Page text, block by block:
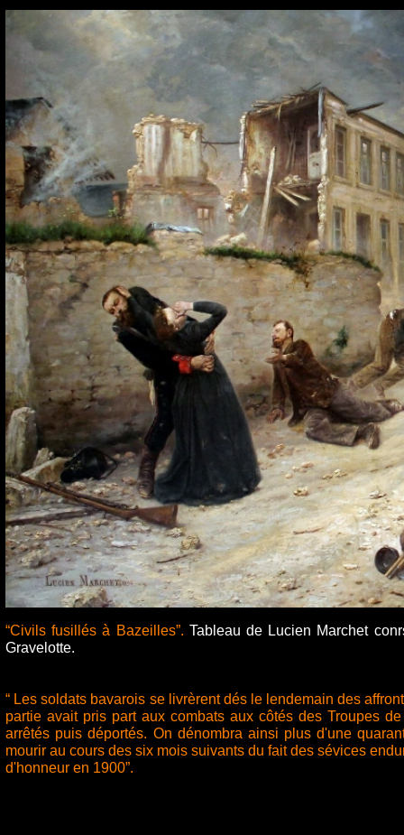
“Civils fusillés à Bazeilles”. Tableau de Lucien Marchet
Gravelotte.
“ Les soldats bavarois se livrèrent dés le lendemain des
partie avait pris part aux combats aux côtés des Troupes
arrêtés puis déportés. On dénombra ainsi plus d'une
mourir au cours des six mois suivants du fait des sévices
d'honneur en 1900”.